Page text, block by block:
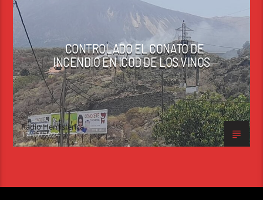
CONTROLADO EL CONATO DE
INCENDIO EN ICOD DE LOS VINOS
Radio Hemisferica
17/07/2024